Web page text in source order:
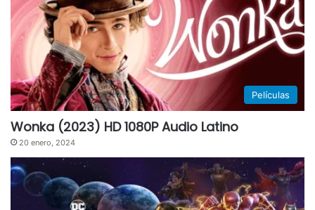
Películas
Wonka (2023) HD 1080P Audio Latino
20 enero, 2024